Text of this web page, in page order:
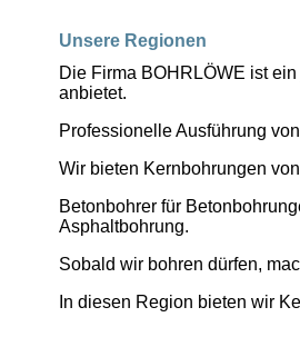
Unsere Regionen
Die Firma BOHRLÖWE ist
anbietet.
Professionelle Ausführung
Wir bieten Kernbohrungen
Betonbohrer für
Asphaltbohrung.
Sobald wir bohren dürfen,
In diesen Region bieten wir